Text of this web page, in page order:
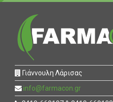
Γιάννουλη Λάρισας
info@farmacon.gr